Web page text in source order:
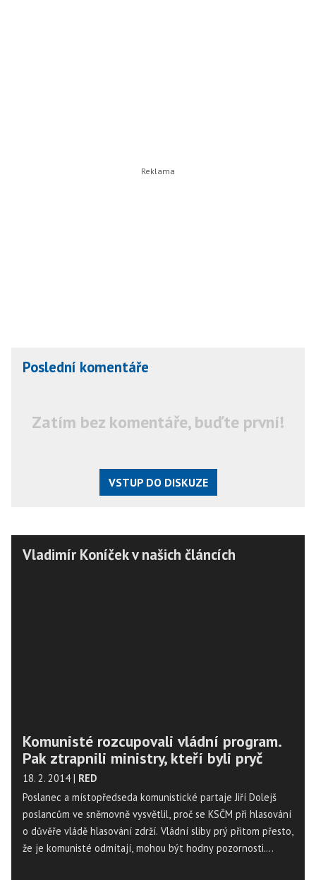
Poslední komentáře
Zatím bez komentáře, buďte první!
VSTUP DO DISKUZE
Vladimír Koníček v našich článcích
Komunisté rozcupovali vládní program.
Pak ztrapnili ministry, kteří byli pryč
18. 2. 2014 | RED
Poslanec a místopředseda komunistické partaje Jiří Dolejš
poslancům ve sněmovně vysvětlil, proč se KSČM při hlasování
o důvěře vládě hlasování zdrží. Vládní sliby prý přitom přesto,
že je komunisté odmítají, mohou být hodny pozornosti.